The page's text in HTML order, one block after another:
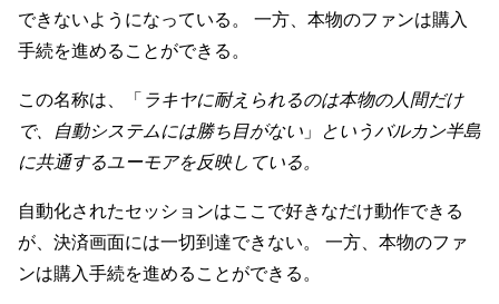
できないようになっている。 一方、本物のファンは購入
手続を進めることができる。
この名称は、「 ラキヤに耐えられるのは本物の人間だけ
で、自動システムには勝ち目がない 」 というバルカン半島
に共通するユーモアを反映している。
自動化されたセッションはここで好きなだけ動作できる
が、決済画面には一切到達できない。 一方、本物のファ
ンは購入手続を進めることができる。